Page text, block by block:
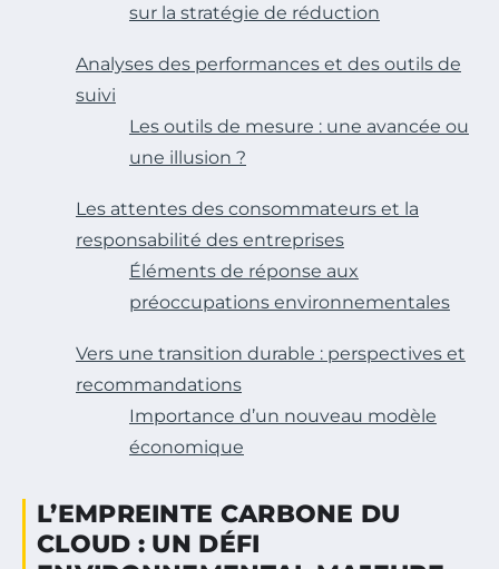
sur la stratégie de réduction
Analyses des performances et des outils de
suivi
Les outils de mesure : une avancée ou
une illusion ?
Les attentes des consommateurs et la
responsabilité des entreprises
Éléments de réponse aux
préoccupations environnementales
Vers une transition durable : perspectives et
recommandations
Importance d’un nouveau modèle
économique
L’EMPREINTE CARBONE DU
CLOUD : UN DÉFI